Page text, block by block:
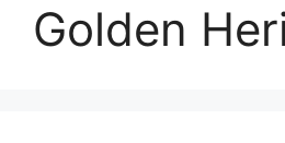
Golden